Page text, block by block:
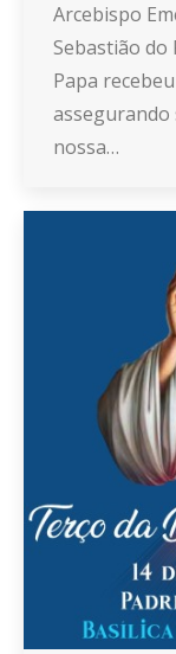
Arcebispo
Sebastião do
Papa
assegurando
nossa…